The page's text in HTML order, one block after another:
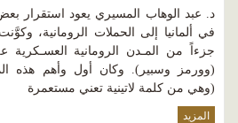
د. عبد الوهاب المسيري يعود استقرار
في ألمانيا إلى الحملات الرومانية،
جزءاً من المـدن الرومانية العسـكرية
(وورمز وسبير). وكان أول وأهم هذه
(وهي من كلمة لاتينية تعني مستعمرة
المزيد